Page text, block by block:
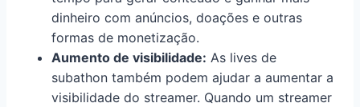
dinheiro com anúncios, doações e outras
formas de monetização.
Aumento de visibilidade: As lives de
subathon também podem ajudar a aumentar a
visibilidade do streamer. Quando um streamer